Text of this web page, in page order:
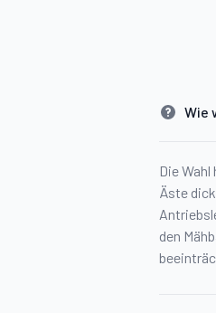
Wie
Die
Äste
den